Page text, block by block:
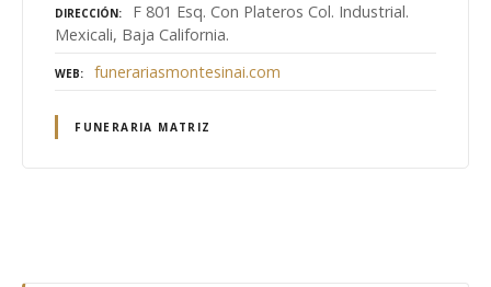
DIRECCIÓN
F 801 Esq. Con Plateros Col. Industrial.
Mexicali, Baja California.
WEB funerariasmontesinai.com
FUNERARIA MATRIZ